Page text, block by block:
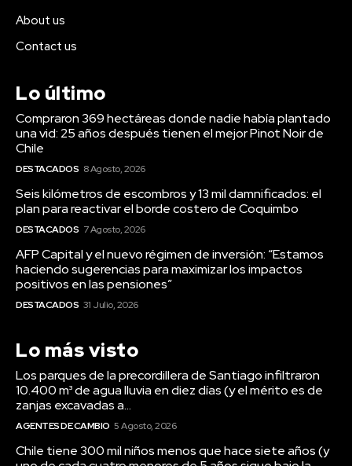
About us
Contact us
Lo último
Compraron 369 hectáreas donde nadie había plantado
una vid: 25 años después tienen el mejor Pinot Noir de
Chile
DESTACADOS 8 Agosto, 2026
Seis kilómetros de escombros y 13 mil damnificados: el
plan para reactivar el borde costero de Coquimbo
DESTACADOS 7 Agosto, 2026
AFP Capital y el nuevo régimen de inversión: “Estamos
haciendo sugerencias para maximizar los impactos
positivos en las pensiones”
DESTACADOS 31 Julio, 2026
Lo más visto
Los parques de la precordillera de Santiago infiltraron
10.400 m³ de agua lluvia en diez días (y el mérito es de
zanjas excavadas a...
AGENTES DE CAMBIO 5 Agosto, 2026
Chile tiene 300 mil niños menos que hace siete años (y